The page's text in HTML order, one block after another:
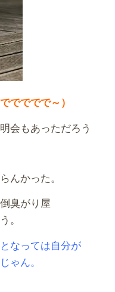
でででで～）
会もあっただろう
んかった。
臭がり屋
。
なっては自分が
ゃん。